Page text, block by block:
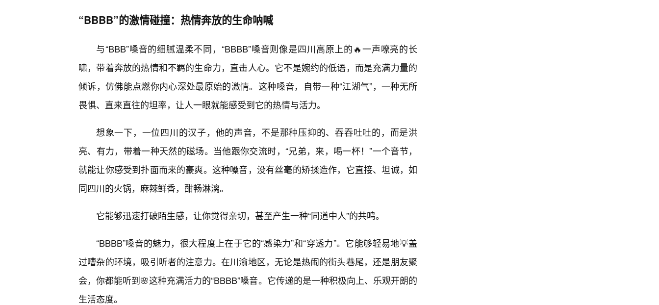
“BBBB”的激情碰撞：热情奔放的生命呐喊
与“BBB”嗓音的细腻温柔不同，“BBBB”嗓音则像是四川高原上的🔥一声嘹亮的长
啸，带着奔放的热情和不羁的生命力，直击人心。它不是婉约的低语，而是充满力量的
倾诉，仿佛能点燃你内心深处最原始的激情。这种嗓音，自带一种“江湖气”，一种无所
畏惧、直来直往的坦率，让人一眼就能感受到它的热情与活力。
想象一下，一位四川的汉子，他的声音，不是那种压抑的、吞吞吐吐的，而是洪
亮、有力，带着一种天然的磁场。当他跟你交流时，“兄弟，来，喝一杯！”一个音节，
就能让你感受到扑面而来的豪爽。这种嗓音，没有丝毫的矫揉造作，它直接、坦诚，如
同四川的火锅，麻辣鲜香，酣畅淋漓。
它能够迅速打破陌生感，让你觉得亲切，甚至产生一种“同道中人”的共鸣。
“BBBB”嗓音的魅力，很大程度上在于它的“感染力”和“穿透力”。它能够轻易地💡盖
过嘈杂的环境，吸引听者的注意力。在川渝地区，无论是热闹的街头巷尾，还是朋友聚
会，你都能听到🌸这种充满活力的“BBBB”嗓音。它传递的是一种积极向上、乐观开朗的
生活态度。